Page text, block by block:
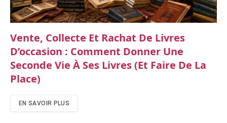
Vente, Collecte Et Rachat De Livres
D’occasion : Comment Donner Une
Seconde Vie À Ses Livres (et Faire De La
Place)
EN SAVOIR PLUS